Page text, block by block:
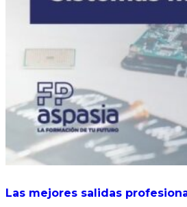
Las mejores salidas